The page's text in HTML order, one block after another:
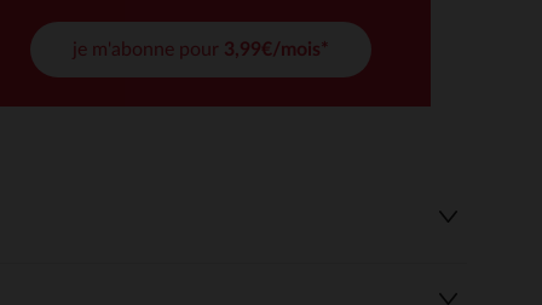
je m'abonne pour 3,99€/mois*